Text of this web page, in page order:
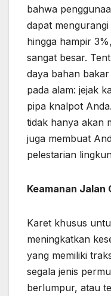
bahwa
dapat
hingga hampir
sangat besar.
daya bahan
pada alam: jejak
pipa knalpot
tidak hanya akan
juga membuat
pelestarian
Keamanan Jalan
Karet khusus
meningkatkan
yang memiliki
segala jenis
berlumpur, atau